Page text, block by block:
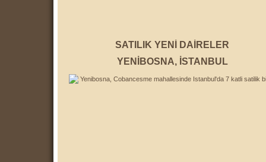
SATILIK YENİ DAİ RELER
YENİ BOSNA, İ STANBUL